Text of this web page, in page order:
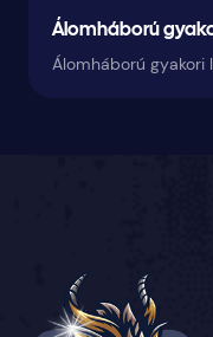
Álomháború
Álomháború gyakori